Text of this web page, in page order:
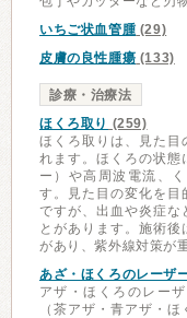
いちご状血管腫(29)
皮膚の良性腫瘍 (133)
診療・治療法
ほくろ取り (259)
ほくろ取りは、見た目
れます。ほくろの状態
ー）や高周波電流、
す。見た目の変化を目
ですが、出血や炎症な
とがあります。施術後
があり、紫外線対策が
あざ・ほくろのレーザ
アザ・ほくろのレー
（茶アザ・青アザ・